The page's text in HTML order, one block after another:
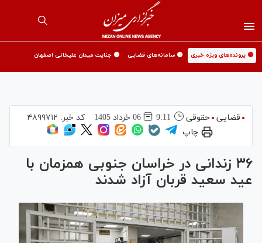
🟡 پرونده‌های ویژه خبری 🟡 سامانه‌های قضایی 🟡 جنایت میدان علیخانی اصفهان
قضایی حقوقی 9:11 06 خرداد 1405 کد خبر: ۴۸۹۹۷۱۲
چاپ
۳۶ زندانی در خراسان جنوبی همزمان با
عید سعید قربان آزاد شدند